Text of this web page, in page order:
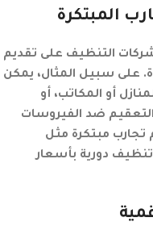
المبتكرة
التنظيف على تقديم
على سبيل المثال، يمكن
أو المكاتب، أو
ضد الفيروسات
تجارب مبتكرة مثل
تنظيف دورية بأسعار